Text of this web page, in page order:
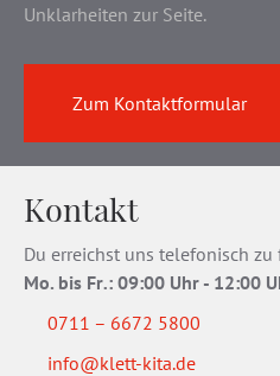
Unklarheiten zur Seite.
Zum Kontaktformular
Kontakt
Du erreichst uns telefonisch
Mo. bis Fr.: 09:00 Uhr - 12:00
0711 – 6672 5800
info@klett-kita.de